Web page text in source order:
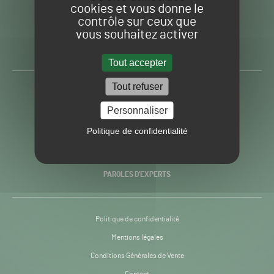
cookies et vous donne le
contrôle sur ceux que
vous souhaitez activer
Tout accepter
Tout refuser
Personnaliser
Politique de confidentialité
Gazon
Sport
H24
-
Toute l’info autour du
PRATIQUES
PAROLES D’EXPERTS
Politique de confidentialité
Mentions légales
Conditions Générales de Vente